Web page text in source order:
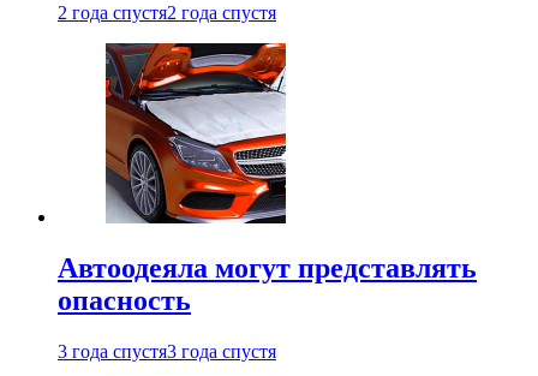
2 года спустя2 года спустя
Автоодеяла могут представлять
опасность
3 года спустя3 года спустя